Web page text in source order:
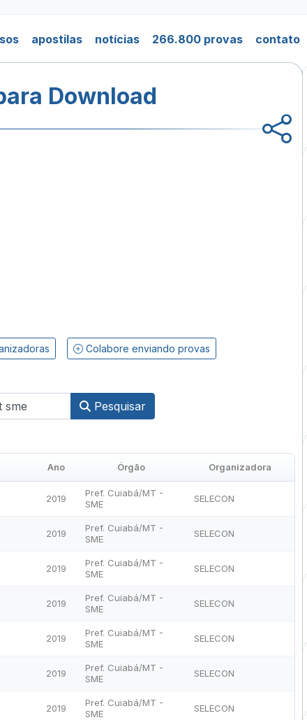
apostilas notícias 266.800 provas contato
Download
Colabore enviando provas
Pesquisar
Ano Órgão Organizadora
2019
Pref. Cuiabá/MT -
SME
SELECON
2019
Pref. Cuiabá/MT -
SME
SELECON
2019
Pref. Cuiabá/MT -
SME
SELECON
2019
Pref. Cuiabá/MT -
SME
SELECON
2019
Pref. Cuiabá/MT -
SME
SELECON
2019
Pref. Cuiabá/MT -
SME
SELECON
2019
Pref. Cuiabá/MT -
SME
SELECON